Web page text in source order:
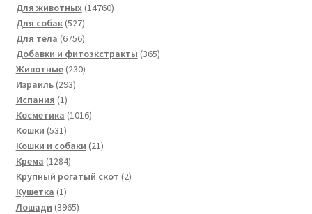
Для животных 1476014760
Для собак 527527
товаров
Для тела 67566756
товаров
Добавки и фитоэкстракты 365365
Животные 230230
Израиль 293293
Испания 11
товар
Косметика 10161016
Кошки 531531
товар
Кошки и собаки 2121
Крема 12841284
товара
Крупный рогатый скот 22
Кушетка 11
товар
Лошади 39653965